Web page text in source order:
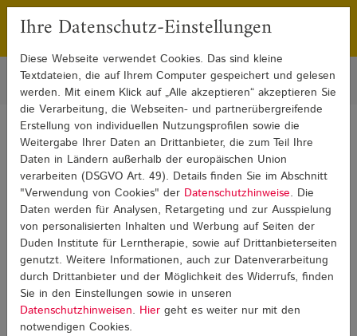
Franchising
Sie sind hier:
Blog
Weiterbildung und Beruf Weiterbildung und Beruf Detail
Weiterbildung und Beruf
Ihre Datenschutz-Einstellungen
Diese Webseite verwendet Cookies. Das sind kleine
Textdateien, die auf Ihrem Computer gespeichert und gelesen
werden. Mit einem Klick auf „Alle akzeptieren“ akzeptieren Sie
die Verarbeitung, die Webseiten- und partnerübergreifende
Erstellung von individuellen Nutzungsprofilen sowie die
Weitergabe Ihrer Daten an Drittanbieter, die zum Teil Ihre
Daten in Ländern außerhalb der europäischen Union
verarbeiten (DSGVO Art. 49). Details finden Sie im Abschnitt
"Verwendung von Cookies" der Datenschutzhinweise. Die
Daten werden für Analysen, Retargeting und zur Ausspielung
von personalisierten Inhalten und Werbung auf Seiten der
Duden Institute für Lerntherapie, sowie auf Drittanbieterseiten
genutzt. Weitere Informationen, auch zur Datenverarbeitung
durch Drittanbieter und der Möglichkeit des Widerrufs, finden
Sie in den Einstellungen sowie in unseren
Datenschutzhinweisen. Hier geht es weiter nur mit den
notwendigen Cookies.